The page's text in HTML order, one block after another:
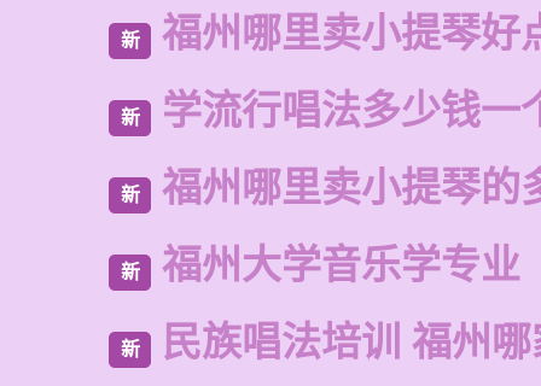
新 福州哪里卖小提琴好
新 学流行唱法多少钱一
新 福州哪里卖小提琴的
新 福州大学音乐学专业
新 民族唱法培训 福州